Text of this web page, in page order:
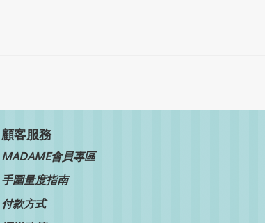
顧客服務
MADAME會員專區
手圍量度指南
付款方式